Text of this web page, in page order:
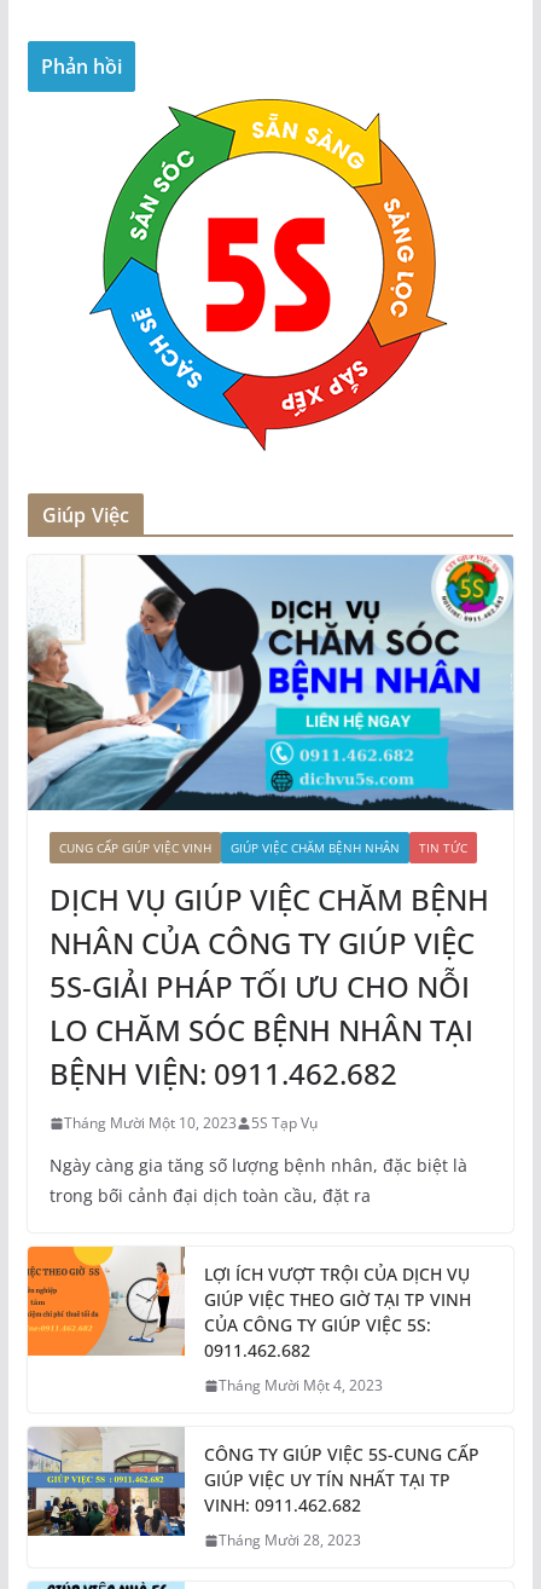
Giúp Việc
CUNG CẤP GIÚP VIỆC VINH GIÚP VIỆC CHĂM BỆNH NHÂN TIN TỨC
DỊCH VỤ GIÚP VIỆC CHĂM BỆNH
NHÂN CỦA CÔNG TY GIÚP VIỆC
5S-GIẢI PHÁP TỐI ƯU CHO NỖI
LO CHĂM SÓC BỆNH NHÂN TẠI
BỆNH VIỆN: 0911.462.682
Tháng Mười Một 10, 2023 5S Tạp Vụ
Ngày càng gia tăng số lượng bệnh nhân, đặc biệt là
trong bối cảnh đại dịch toàn cầu, đặt ra
LỢI ÍCH VƯỢT TRỘI CỦA DỊCH VỤ
GIÚP VIỆC THEO GIỜ TẠI TP VINH
CỦA CÔNG TY GIÚP VIỆC 5S:
0911.462.682
Tháng Mười Một 4, 2023
CÔNG TY GIÚP VIỆC 5S-CUNG CẤP
GIÚP VIỆC UY TÍN NHẤT TẠI TP
VINH: 0911.462.682
Tháng Mười 28, 2023